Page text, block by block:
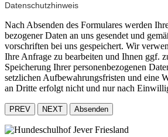
Datenschutzhinweis
Nach Ab­senden des Formulares werden
be­zogener Daten an uns ge­sendet und
vorschriften bei uns gespeichert. Wir
Ihre An­frage zu be­arbeiten und Ihnen ggf.
Speicherung Ihrer personen­bezogenen
setzlichen Auf­be­wahrungs­fristen und eine
an Dritte erfolgt nicht und nur nach
PREV NEXT Absenden